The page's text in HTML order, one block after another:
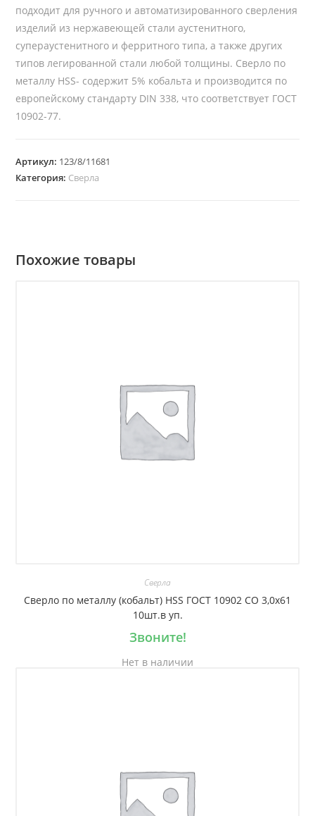
подходит для ручного и автоматизированного сверления
изделий из нержавеющей стали аустенитного,
супераустенитного и ферритного типа, а также других
типов легированной стали любой толщины. Сверло по
металлу HSS- содержит 5% кобальта и производится по
европейскому стандарту DIN 338, что соответствует ГОСТ
10902-77.
Артикул: 123/8/11681
Категория: Сверла
Похожие товары
Сверла
Сверло по металлу (кобальт) HSS ГОСТ 10902 CO 3,0х61
10шт.в уп.
Звоните!
Нет в наличии